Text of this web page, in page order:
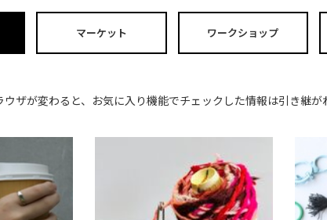
マーケット ワークショップ
ザが変わると、お気に入り機能でチェックした情報は引き継が